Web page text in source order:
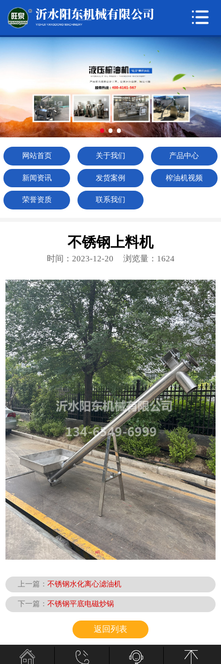
网站首页
关于我们
产品中心
新闻资讯
发货案例
榨油机视频
荣誉资质
联系我们
网站首页 关于我们 产品中心
新闻资讯 发货案例 榨油机视频
荣誉资质 联系我们
不锈钢上料机
时间：2023-12-20 浏览量：1624
上一篇：不锈钢水化离心滤油机
下一篇：不锈钢平底电磁炒锅
返回列表